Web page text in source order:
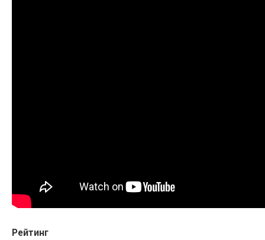
Рейтинг